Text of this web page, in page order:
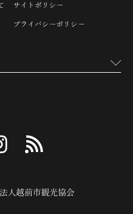
サイトポリシー
プライバシーポリシー
instagram
人越前市観光協会